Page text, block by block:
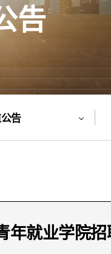
告
告
年就业学院招